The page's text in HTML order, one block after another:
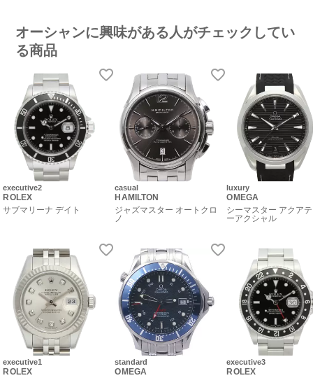
オーシャンに興味がある人がチェックしてい
る商品
executive2
ROLEX
サブマリーナ デイト
executive1
ROLEX
casual
HAMILTON
ジャズマスター オートクロ
ノ
standard
OMEGA
luxury
OMEGA
シーマスター アクア
ーアクシャル
executive3
ROLEX